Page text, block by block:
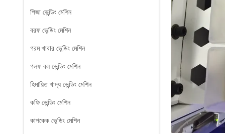
পিজা ভেন্ডিং মেশিন
বরফ ভেন্ডিং মেশিন
গরম খাবার ভেন্ডিং মেশিন
গলফ বল ভেন্ডিং মেশিন
হিমায়িত খাদ্য ভেন্ডিং মেশিন
কফি ভেন্ডিং মেশিন
কাপকেক ভেন্ডিং মেশিন